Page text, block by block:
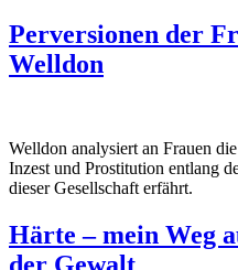
Perversionen der
Welldon
Welldon analysiert an Frauen
Inzest und Prostitution entlang
dieser Gesellschaft erfährt.
Härte – mein Weg
der Gewalt